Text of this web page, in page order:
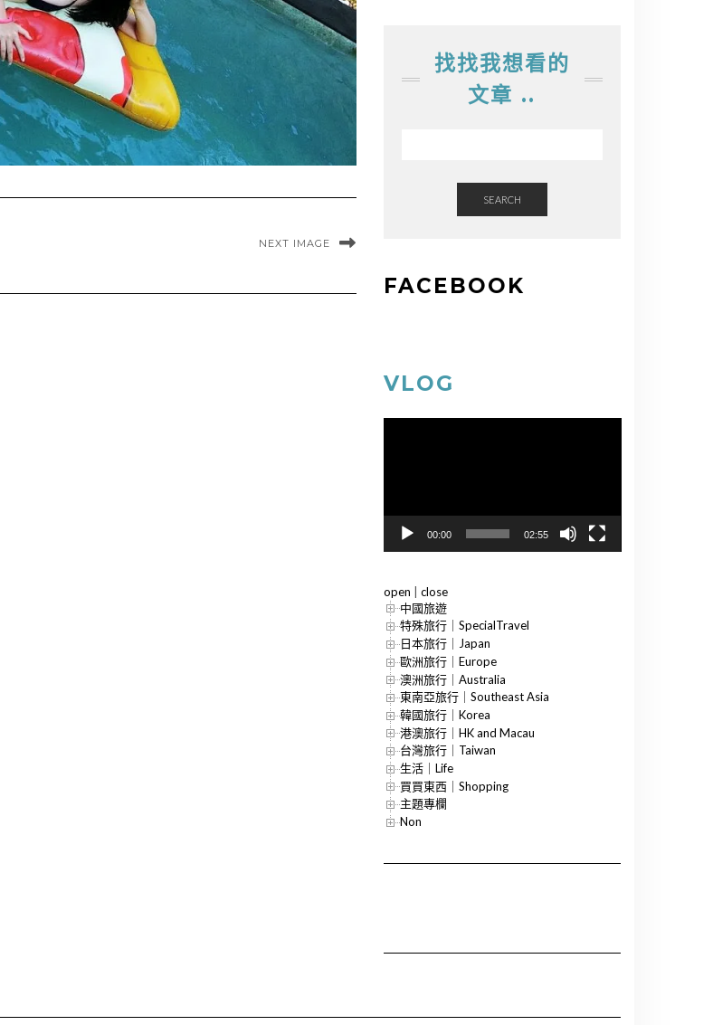
NEXT IMAGE
找找我想看的
文章 ..
SEARCH
FACEBOOK
VLOG
00:00 02:55
open
close
中國旅遊
特殊旅行｜SpecialTravel
日本旅行｜Japan
歐洲旅行｜Europe
澳洲旅行｜Australia
東南亞旅行｜Southeast Asia
韓國旅行｜Korea
港澳旅行｜HK and Macau
台灣旅行｜Taiwan
生活｜Life
買買東西｜Shopping
主題專欄
Non